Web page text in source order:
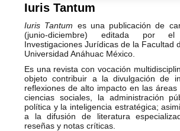
Iuris Tantum
Iuris Tantum es una publicación de
(junio-diciembre) editada por
Investigaciones Jurídicas de la Facultad
Universidad Anáhuac México.
Es una revista con vocación
objeto contribuir a la divulgación de
reflexiones de alto impacto en las
ciencias sociales, la administración
política y la inteligencia estratégica;
a la difusión de literatura
reseñas y notas críticas.